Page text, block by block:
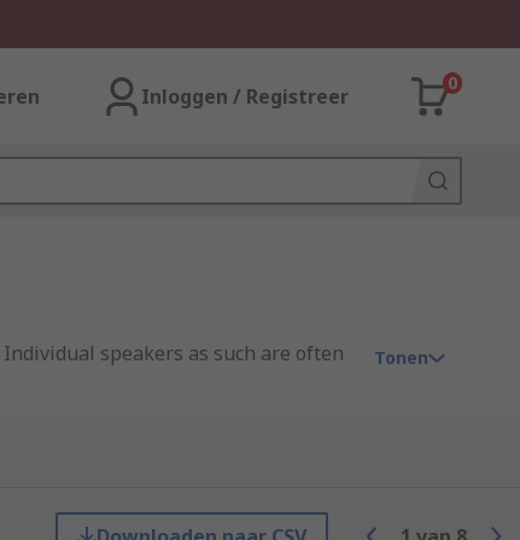
Inloggen / Registreer
0
speakers as such are often
Tonen